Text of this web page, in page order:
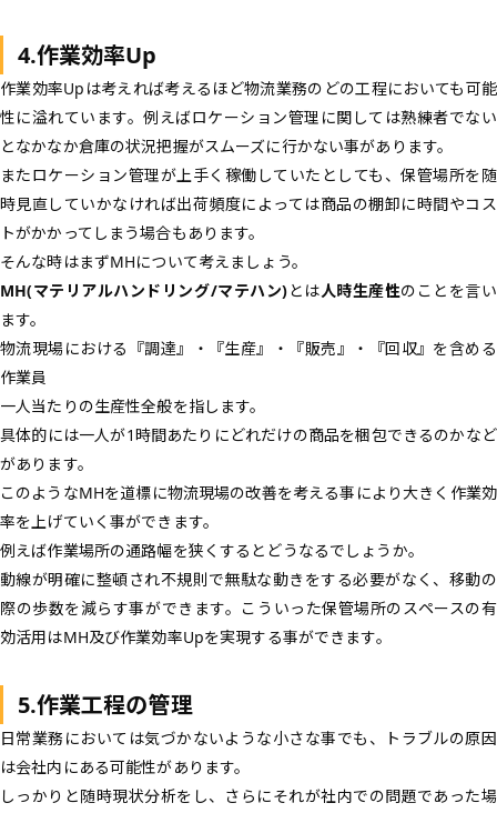
4.作業効率Up
作業効率Upは考えれば考えるほど物流業務のどの工程においても可能
性に溢れています。例えばロケーション管理に関しては熟練者でない
となかなか倉庫の状況把握がスムーズに行かない事があります。
またロケーション管理が上手く稼働していたとしても、保管場所を随
時見直していかなければ出荷頻度によっては商品の棚卸に時間やコス
トがかかってしまう場合もあります。
そんな時はまずMHについて考えましょう。
MH(マテリアルハンドリング/マテハン)とは人時生産性のことを言い
ます。
物流現場における『調達』・『生産』・『販売』・『回収』を含める
作業員
一人当たりの生産性全般を指します。
具体的には一人が1時間あたりにどれだけの商品を梱包できるのかなど
があります。
このようなMHを道標に物流現場の改善を考える事により大きく作業効
率を上げていく事ができます。
例えば作業場所の通路幅を狭くするとどうなるでしょうか。
動線が明確に整頓され不規則で無駄な動きをする必要がなく、移動の
際の歩数を減らす事ができます。こういった保管場所のスペースの有
効活用はMH及び作業効率Upを実現する事ができます。
5.作業工程の管理
日常業務においては気づかないような小さな事でも、トラブルの原因
は会社内にある可能性があります。
しっかりと随時現状分析をし、さらにそれが社内での問題であった場